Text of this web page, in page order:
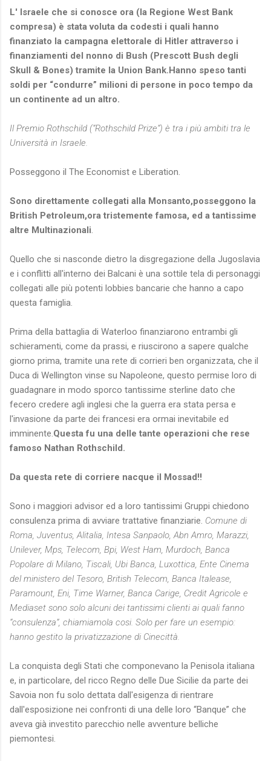
L' Israele che si conosce ora (la Regione West Bank
compresa) è stata voluta da codesti i quali hanno
finanziato la campagna elettorale di Hitler attraverso i
finanziamenti del nonno di Bush (Prescott Bush degli
Skull & Bones) tramite la Union Bank.Hanno speso tanti
soldi per “condurre” milioni di persone in poco tempo da
un continente ad un altro.
Il Premio Rothschild (“Rothschild Prize”) è tra i più ambiti tra le
Università in Israele.
Posseggono il The Economist e Liberation.
Sono direttamente collegati alla Monsanto,posseggono la
British Petroleum,ora tristemente famosa, ed a tantissime
altre Multinazionali
Quello che si nasconde dietro la disgregazione della Jugoslavia
e i conflitti all'interno dei Balcani è una sottile tela di personaggi
collegati alle più potenti lobbies bancarie che hanno a capo
questa famiglia.
Prima della battaglia di Waterloo finanziarono entrambi gli
schieramenti, come da prassi, e riuscirono a sapere qualche
giorno prima, tramite una rete di corrieri ben organizzata, che il
Duca di Wellington vinse su Napoleone, questo permise loro di
guadagnare in modo sporco tantissime sterline dato che
fecero credere agli inglesi che la guerra era stata persa e
l'invasione da parte dei francesi era ormai inevitabile ed
imminente. Questa fu una delle tante operazioni che rese
famoso Nathan Rothschild.
Da questa rete di corriere nacque il Mossad!!
Sono i maggiori advisor ed a loro tantissimi Gruppi chiedono
consulenza prima di avviare trattative finanziarie. Comune di
Roma, Juventus, Alitalia, Intesa Sanpaolo, Abn Amro, Marazzi,
Unilever, Mps, Telecom, Bpi, West Ham, Murdoch, Banca
Popolare di Milano, Tiscali, Ubi Banca, Luxottica, Ente Cinema
del ministero del Tesoro, British Telecom, Banca Italease,
Paramount, Eni, Time Warner, Banca Carige, Credit Agricole e
Mediaset sono solo alcuni dei tantissimi clienti ai quali fanno
“consulenza”, chiamiamola cosi. Solo per fare un esempio:
hanno gestito la privatizzazione di Cinecittà.
La conquista degli Stati che componevano la Penisola italiana
e, in particolare, del ricco Regno delle Due Sicilie da parte dei
Savoia non fu solo dettata dall'esigenza di rientrare
dall'esposizione nei confronti di una delle loro “Banque” che
aveva già investito parecchio nelle avventure belliche
piemontesi.